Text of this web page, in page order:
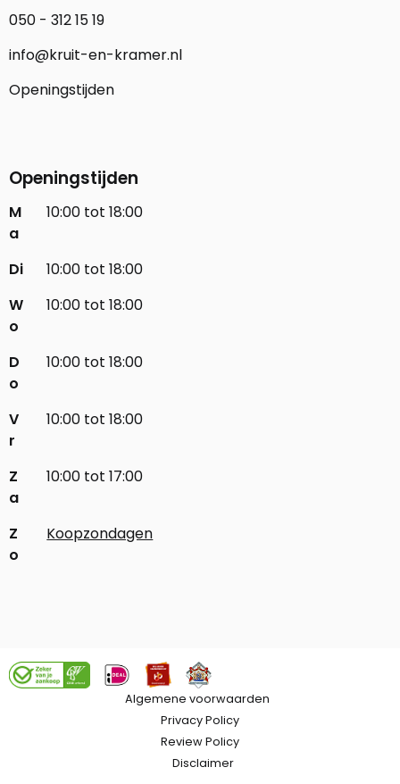
050 - 312 15 19
info@kruit-en-kramer.nl
Openingstijden
Openingstijden
M
a
10:00 tot 18:00
Di
10:00 tot 18:00
W
o
10:00 tot 18:00
D
o
10:00 tot 18:00
V
r
10:00 tot 18:00
Z
a
10:00 tot 17:00
Z
o
Koopzondagen
Algemene voorwaarden
Privacy Policy
Review Policy
Disclaimer